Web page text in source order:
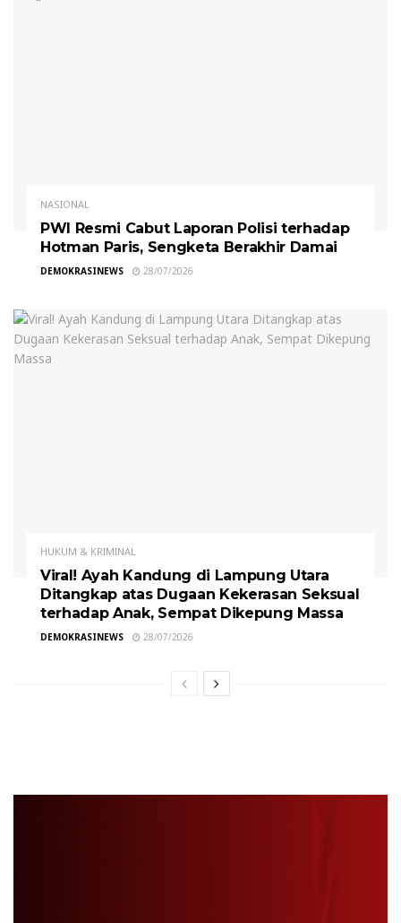
NASIONAL
PWI Resmi Cabut Laporan Polisi terhadap
Hotman Paris, Sengketa Berakhir Damai
DEMOKRASINEWS 28/07/2026
HUKUM & KRIMINAL
Viral! Ayah Kandung di Lampung Utara
Ditangkap atas Dugaan Kekerasan Seksual
terhadap Anak, Sempat Dikepung Massa
DEMOKRASINEWS 28/07/2026